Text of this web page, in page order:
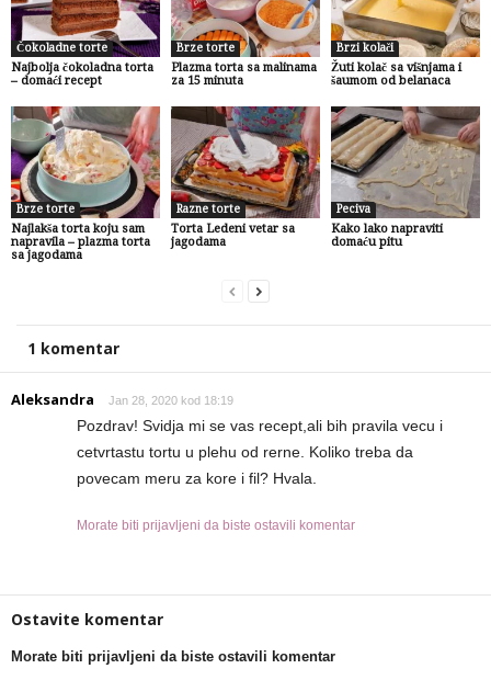
Čokoladne torte
Najbolja čokoladna torta
– domaći recept
Brze torte
Plazma torta sa malinama
za 15 minuta
Brzi kolači
Žuti kolač sa višnjama i
šaumom od belanaca
Brze torte
Najlakša torta koju sam
napravila – plazma torta
sa jagodama
Razne torte
Torta Ledeni vetar sa
jagodama
Peciva
Kako lako napraviti
domaću pitu
1 komentar
Aleksandra Jan 28, 2020 kod 18:19
Pozdrav! Svidja mi se vas recept,ali bih pravila vecu i
cetvrtastu tortu u plehu od rerne. Koliko treba da
povecam meru za kore i fil? Hvala.
Morate biti prijavljeni da biste ostavili komentar
Ostavite komentar
Morate biti prijavljeni da biste ostavili komentar